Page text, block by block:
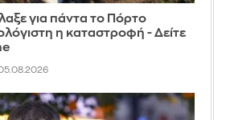
για πάντα το Πόρτο
η καταστροφή - Δείτε
05.08.2026